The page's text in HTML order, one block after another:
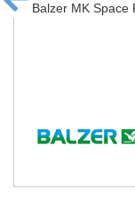
Balzer MK Space